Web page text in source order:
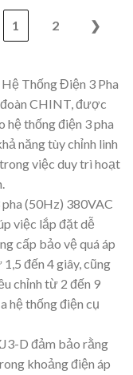
1 2 ❯
Thống Điện 3 Pha
CHINT, được
hệ thống điện 3 pha
năng tùy chỉnh linh
việc duy trì hoạt
(50Hz) 380VAC
việc lắp đặt dễ
cấp bảo vệ quá áp
đến 4 giây, cũng
chỉnh từ 2 đến 9
hệ thống điện cụ
D đảm bảo rằng
khoảng điện áp